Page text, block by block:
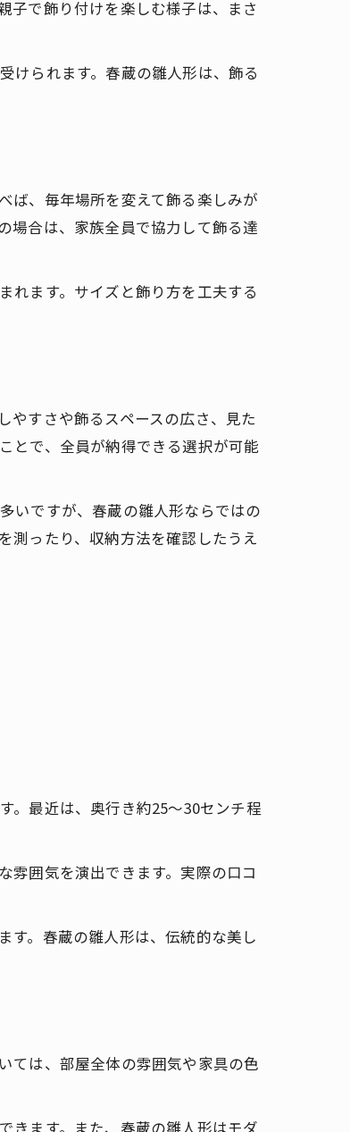
子で飾り付けを楽しむ様子は、まさ
けられます。春蔵の雛人形は、飾る
ば、毎年場所を変えて飾る楽しみが
場合は、家族全員で協力して飾る達
れます。サイズと飾り方を工夫する
やすさや飾るスペースの広さ、見た
とで、全員が納得できる選択が可能
いですが、春蔵の雛人形ならではの
測ったり、収納方法を確認したうえ
。最近は、奥行き約25～30センチ程
雰囲気を演出できます。実際の口コ
す。春蔵の雛人形は、伝統的な美し
ては、部屋全体の雰囲気や家具の色
きます。また、春蔵の雛人形はモダ